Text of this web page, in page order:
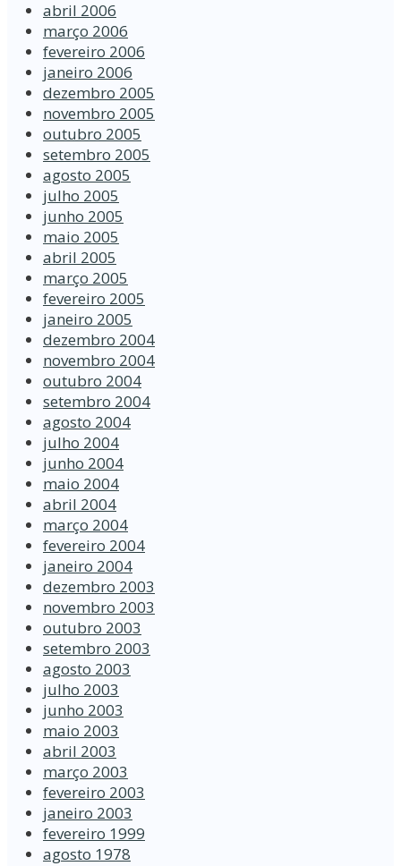
abril 2006
março 2006
fevereiro 2006
janeiro 2006
dezembro 2005
novembro 2005
outubro 2005
setembro 2005
agosto 2005
julho 2005
junho 2005
maio 2005
abril 2005
março 2005
fevereiro 2005
janeiro 2005
dezembro 2004
novembro 2004
outubro 2004
setembro 2004
agosto 2004
julho 2004
junho 2004
maio 2004
abril 2004
março 2004
fevereiro 2004
janeiro 2004
dezembro 2003
novembro 2003
outubro 2003
setembro 2003
agosto 2003
julho 2003
junho 2003
maio 2003
abril 2003
março 2003
fevereiro 2003
janeiro 2003
fevereiro 1999
agosto 1978